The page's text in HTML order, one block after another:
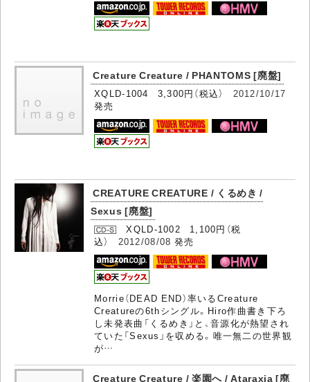
Creature Creature / PHANTOMS [廃盤]
XQLD-1004 3,300円（税込） 2012/10/17
発売
CREATURE CREATURE / くるめき /
Sexus [廃盤]
XQLD-1002 1,100円（税
込） 2012/08/08 発売
Morrie（DEAD END）率いるCreature
Creatureの6thシングル。Hiro作曲書き下ろ
し未発表曲「くるめき」と、音源化が熱望され
ていた「Sexus」を収める。唯一無二の世界観
が…
Creature Creature / 楽園へ / Ataraxia [廃